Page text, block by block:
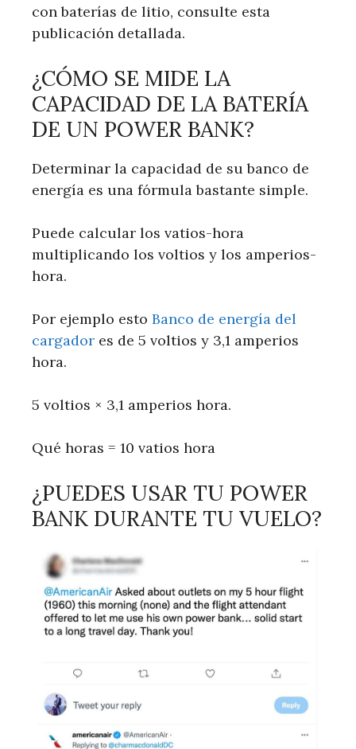
con baterías de litio, consulte esta
publicación detallada.
¿CÓMO SE MIDE LA
CAPACIDAD DE LA BATERÍA
DE UN POWER BANK?
Determinar la capacidad de su banco de
energía es una fórmula bastante simple.
Puede calcular los vatios-hora
multiplicando los voltios y los amperios-
hora.
Por ejemplo esto Banco de energía del
cargador es de 5 voltios y 3,1 amperios
hora.
5 voltios × 3,1 amperios hora.
Qué horas = 10 vatios hora
¿PUEDES USAR TU POWER
BANK DURANTE TU VUELO?